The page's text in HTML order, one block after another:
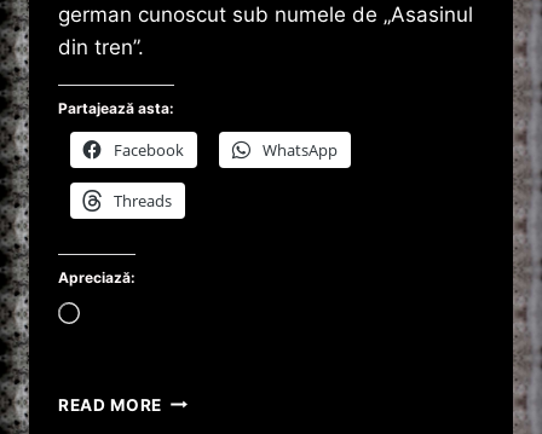
german cunoscut sub numele de „Asasinul
din tren”.
Partajează asta:
Facebook WhatsApp
Threads
Apreciază:
Încarc...
READ MORE PAUL